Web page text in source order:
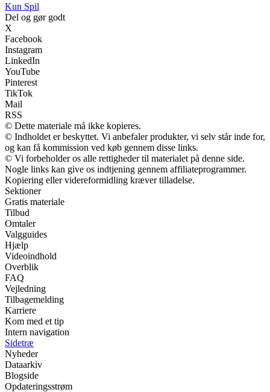
Kun Spil
Del og gør godt
X
Facebook
Instagram
LinkedIn
YouTube
Pinterest
TikTok
Mail
RSS
© Dette materiale må ikke kopieres.
© Indholdet er beskyttet. Vi anbefaler produkter, vi selv står inde for,
og kan få kommission ved køb gennem disse links.
© Vi forbeholder os alle rettigheder til materialet på denne side.
Nogle links kan give os indtjening gennem affiliateprogrammer.
Kopiering eller videreformidling kræver tilladelse.
Sektioner
Gratis materiale
Tilbud
Omtaler
Valgguides
Hjælp
Videoindhold
Overblik
FAQ
Vejledning
Tilbagemelding
Karriere
Kom med et tip
Intern navigation
Sidetræ
Nyheder
Dataarkiv
Blogside
Opdateringsstrøm